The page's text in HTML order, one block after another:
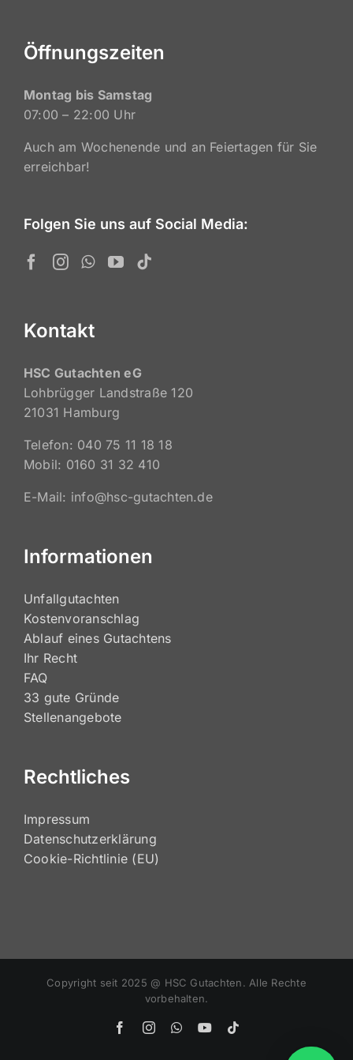
Öffnungszeiten
Montag bis Samstag
07:00 – 22:00 Uhr
Auch am Wochenende und an Feiertagen für Sie
erreichbar!
Folgen Sie uns auf Social Media:
Kontakt
HSC Gutachten eG
Lohbrügger Landstraße 120
21031 Hamburg
Telefon: 040 75 11 18 18
Mobil: 0160 31 32 410
E-Mail: info@hsc-gutachten.de
Informationen
Unfallgutachten
Kostenvoranschlag
Ablauf eines Gutachtens
Ihr Recht
FAQ
33 gute Gründe
Stellenangebote
Rechtliches
Impressum
Datenschutzerklärung
Cookie-Richtlinie (EU)
Copyright seit 2025 @ HSC Gutachten. Alle Rechte
FacebookInstagramWhatsAppYouTube